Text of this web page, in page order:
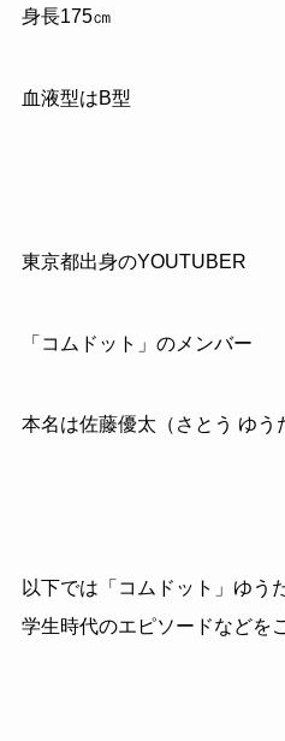
身長175㎝
血液型はB型
東京都出身のYOUTUBER
「コムドット」のメンバー
本名は佐藤優太（さとう ゆう
以下では「コムドット」ゆう
学生時代のエピソードなどを